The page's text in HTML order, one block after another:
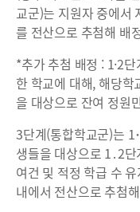
교군)는 지원자 중에서
를 전산으로 추첨해 배
*추가 추첨 배정 : 1·2
한 학교에 대해, 해당
을 대상으로 잔여 정원
3단계(통합학교군)는 1
생들을 대상으로 1․2
여건 및 적정 학급 수
내에서 전산으로 추첨